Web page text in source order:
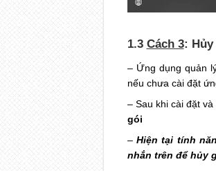
1.3 Cách 3: Hủy
– Ứng dụng quản
nếu chưa cài đặt
– Sau khi cài đặt
gói
– Hiện tại tính
nhắn trên để hủy